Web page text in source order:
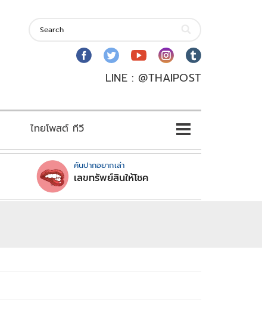
LINE : @THAIPOST
ไทยโพสต์ ทีวี
คันปากอยากเล่า
เลขทรัพย์สินให้โชค